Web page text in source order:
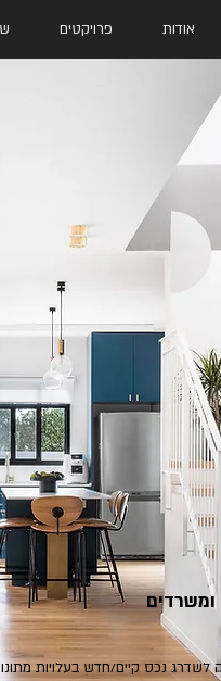
אודות פרויקטים
לשדרג נכס קיים/חדש בעלויות